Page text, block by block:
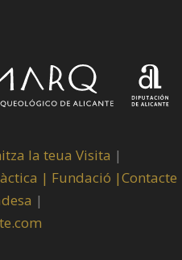
la teua Visita |
| Fundació |Contacte
|